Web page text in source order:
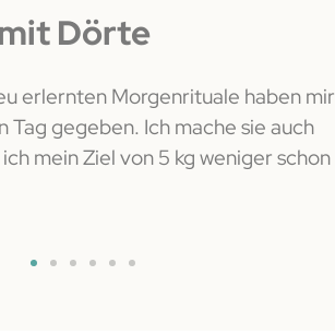
Dörte
erlernten Morgenrituale haben mir
Tag gegeben. Ich mache sie auch
mein Ziel von 5 kg weniger schon